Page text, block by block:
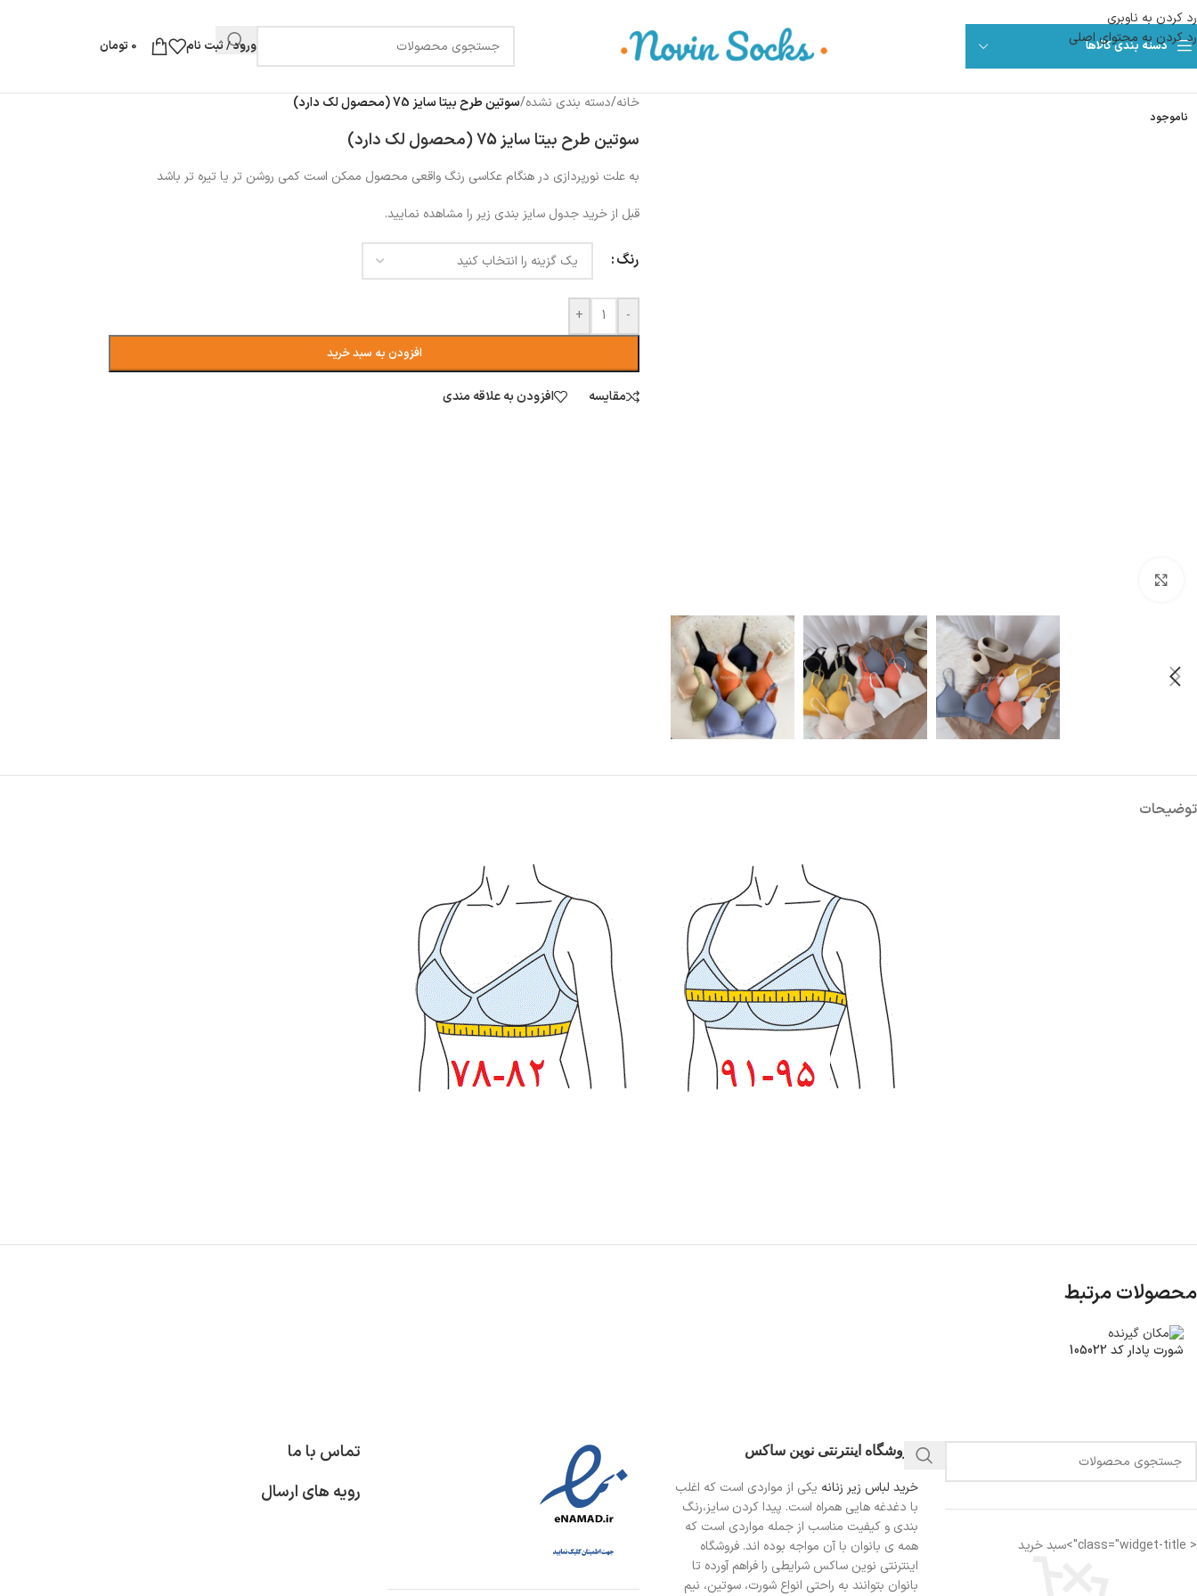
رد کردن به ناوبری
رد کردن به محتوای اصلی
دسته بندی کالاها ورود / ثبت نام 0 تومان
ناموجود
خانه/دسته بندی نشده/سوتین طرح بیتا سایز 75 (محصول لک دارد)
سوتین طرح بیتا سایز 75 (محصول لک دارد)
به علت نورپردازی در هنگام عکاسی رنگ واقعی محصول ممکن است کمی روشن تر یا تیره تر باشد
قبل از خرید جدول سایز بندی زیر را مشاهده نمایید.
رنگ
-
+
افزودن به سبد خرید
مقایسه افزودن به علاقه مندی
توضیحات
محصولات مرتبط
شورت پادار کد 105022
< class="widget-title">سبد خرید
فروشگاه اینترنتی نوین ساکس
خرید لباس زیر زنانه یکی از مواردی است که اغلب
با دغدغه هایی همراه است. پیدا کردن سایز،رنگ
بندی و کیفیت مناسب از جمله مواردی است که
همه ی بانوان با آن مواجه بوده اند. فروشگاه
اینترنتی نوین ساکس شرایطی را فراهم آورده تا
بانوان بتوانند به راحتی انواع شورت، سوتین، نیم
تماس با ما
رویه های ارسال